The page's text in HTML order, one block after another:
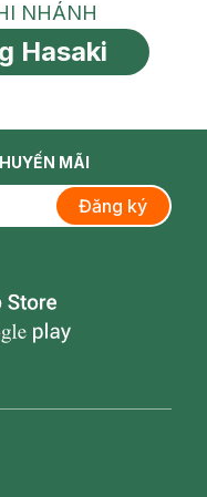
Tìm chi nhánh
NHÁNH
Hasaki
MÃI
Đăng ký
icon